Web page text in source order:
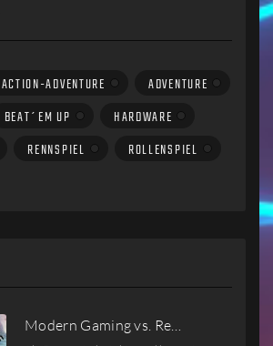
ACTION-ADVENTURE
ADVENTURE
BEAT´EM UP
HARDWARE
RENNSPIEL
ROLLENSPIEL
Modern Gaming vs. Re…